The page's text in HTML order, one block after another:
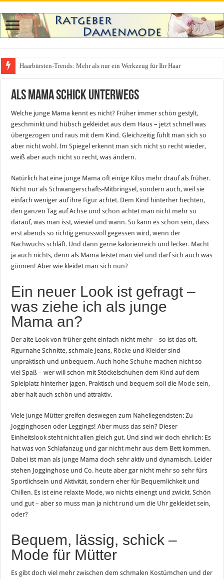
Haarbürsten-Trends: Mehr als nur ein Werkzeug für Ihr Haar
Was zieht man auf ein Festival an? Dein ultimativer Styleguide für die
Als Mama schick unterwegs
Welche junge Mama kennt es nicht? Früher immer schön gestylt,
geschminkt und hübsch gekleidet aus dem Haus – jetzt schnell was
übergezogen und raus mit dem Kind. Gleichzeitig fühlt man sich so
aber nicht wohl. Im Spiegel erkennt man sich nicht so recht wieder,
weiß aber auch nicht so recht, was ändern.
Natürlich hat eine junge Mama oft einige Kilos mehr drauf als früher.
Nicht nur als Schwangerschafts-Mitbringsel, sondern auch, weil sie
einfach weniger auf ihre Figur achtet. Dem Kind hinterher hechten,
den ganzen Tag auf Achse und schon achtet man nicht mehr so
darauf, was man isst, wieviel und wann. So kann es schon sein, dass
erst abends so richtig genussvoll gegessen wird, wenn der
Nachwuchs schläft. Und dann gerne kalorienreich und lecker. Macht
ja auch nichts, denn als Mama leistet man viel und darf sich auch was
gönnen! Aber wie kleidet man sich nun?
Ein neuer Look ist gefragt –
was ziehe ich als junge
Mama an?
Der alte Look von früher geht einfach nicht mehr – so ist das oft.
Figurnahe Schnitte, schmale Jeans, Röcke und Kleider sind
unpraktisch und unbequem. Auch hoheSchuhe machen nicht so
viel Spaß – wer will schon mit Stöckelschuhen dem Kind auf dem
Spielplatz hinterher jagen. Praktisch und bequem soll die Mode sein,
aber halt auch schön und attraktiv.
Viele junge Mütter greifen deswegen zum Naheliegendsten: Zu
Jogginghosen oder Leggings! Aber muss das sein? Dieser
Einheitslook steht nicht allen gleich gut. Und sind wir doch ehrlich: Es
hat was von Schlafanzug und gar nicht mehr aus dem Bett kommen.
Dabei ist man als junge Mama doch sehr aktiv und dynamisch. Leider
stehen Jogginghose und Co. heute aber gar nicht mehr so sehr fürs
Sportlichsein und Aktivität, sondern eher für Bequemlichkeit und
Chillen. Es ist eine relaxte Mode, wo nichts einengt und zwickt. Schön
und gut – aber so muss man ja nicht rund um die Uhr gekleidet sein,
oder?
Bequem, lässig, schick –
Mode für Mütter
Es gibt doch viel mehr zwischen dem schmalen Kostümchen und der